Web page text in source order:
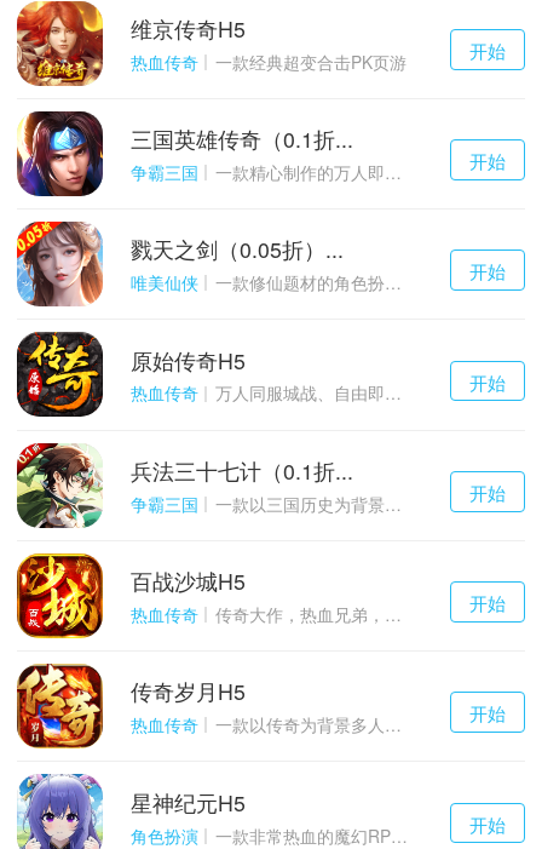
千百度h5
游戏
开始
维京传奇H5
热血传奇 一款经典超变合击PK页游
千百度h5
游戏
开始
三国英雄传奇（0.1折...
争霸三国 一款精心制作的万人即时战斗SLG三国手游
千百度h5
游戏
开始
戮天之剑（0.05折）...
唯美仙侠 一款修仙题材的角色扮演养成手游
千百度h5
游戏
开始
原始传奇H5
热血传奇 万人同服城战、自由即时PK的1.85经典玩法
千百度h5
游戏
开始
兵法三十七计（0.1折...
争霸三国 一款以三国历史为背景的卡牌策略游戏
千百度h5
游戏
开始
百战沙城H5
热血传奇 传奇大作，热血兄弟，血战沙城！
千百度h5
游戏
开始
传奇岁月H5
热血传奇 一款以传奇为背景多人在线的ARPG大作
千百度h5
游戏
开始
星神纪元H5
角色扮演 一款非常热血的魔幻RPG游戏